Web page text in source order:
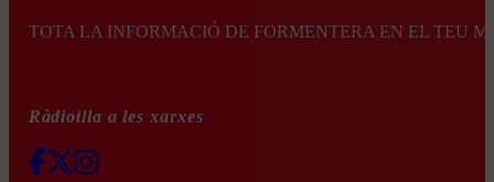
TOTA LA INFORMACIÓ DE FORMENTERA EN EL TEU
Ràdioilla a les xarxes